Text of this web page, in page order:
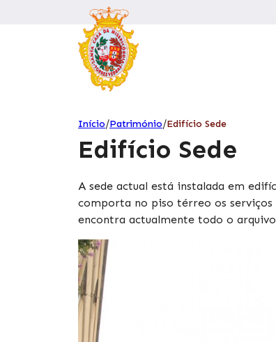
Início/Património/Edifício Sede
Edifício Sede
A sede actual está instalada em
comporta no piso térreo os
encontra actualmente todo o